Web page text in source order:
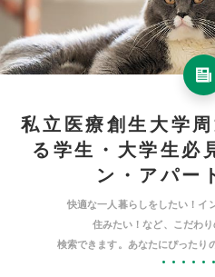
私立医療創生大学
る学生・大学生必
ン・アパー
快適な一人暮らしをしたい！イ
住みたい！など、こだわ
検索できます。あなたにぴったり